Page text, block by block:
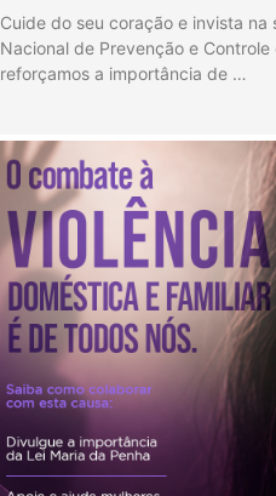
Cuide do seu coração e invista na
Nacional de Prevenção e Controle
reforçamos a importância de …